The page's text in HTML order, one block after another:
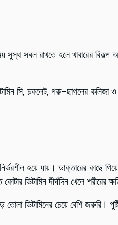
সুস্থ সবল রাখতে হলে খাবারের
সি, চকলেট, গরু-ছাগলের কলিজা
হয়ে যায়। ডাক্তারের কাছে
ভিটামিন দীর্ঘদিন খেলে শরীরের
ভিটামিনের চেয়ে বেশি জরুরি।